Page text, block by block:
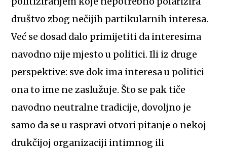
društvo zbog nečijih partikularnih interesa.
Već se dosad dalo primijetiti da interesima
navodno nije mjesto u politici. Ili iz druge
perspektive: sve dok ima interesa u politici
ona to ime ne zaslužuje. Što se pak tiče
navodno neutralne tradicije, dovoljno je
samo da se u raspravi otvori pitanje o nekoj
drukčijoj organizaciji intimnog ili